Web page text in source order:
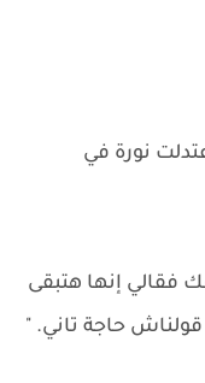
نورة في
فقالي إنها هتبقى
حاجة تاني. "